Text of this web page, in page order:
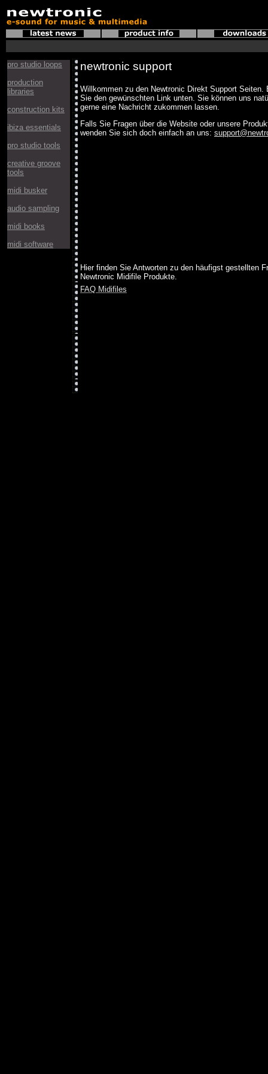
pro studio loops
production
libraries
construction kits
ibiza essentials
pro studio tools
creative groove
tools
midi busker
audio sampling
midi books
midi software
newtronic support
Willkommen zu den Newtronic Direkt Support Seiten.
Sie den gewünschten Link unten. Sie können uns
gerne eine Nachricht zukommen lassen.
Falls Sie Fragen über die Website oder unsere
wenden Sie sich doch einfach an uns:
Hier finden Sie Antworten zu den häufigst gestellten
Newtronic Midifile Produkte.
FAQ Midifiles